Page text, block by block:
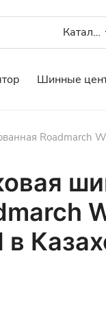
Каталог
Шинные
Roadmarch
в